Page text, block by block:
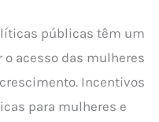
públicas têm um
acesso das mulheres
Incentivos
para mulheres e